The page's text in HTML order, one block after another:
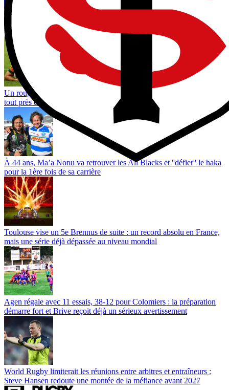
ARBITRAGE. Le genou de Fabian Holland sur la tête d’Evan
Roos devait-il être sanctionné ?
Un rouge dès la 33e et trois points d’écart : les Wallabies passent
tout près d’une défaite historique au Japon
À 44 ans, Ma’a Nonu va retrouver les All Blacks et ''défier'' le haka
pour la 1ère fois de sa carrière
Toulouse vise un 5e Brennus de suite : un record absolu en France,
mais une série déjà dépassée au niveau mondial
Agen régale avec 11 essais, 38-12 pour Colomiers : la préparation
démarre fort et Brive reçoit déjà un sérieux avertissement
World Rugby limiterait les réunions entre arbitres et entraîneurs :
Steve Hansen redoute une montée de la méfiance avant 2027